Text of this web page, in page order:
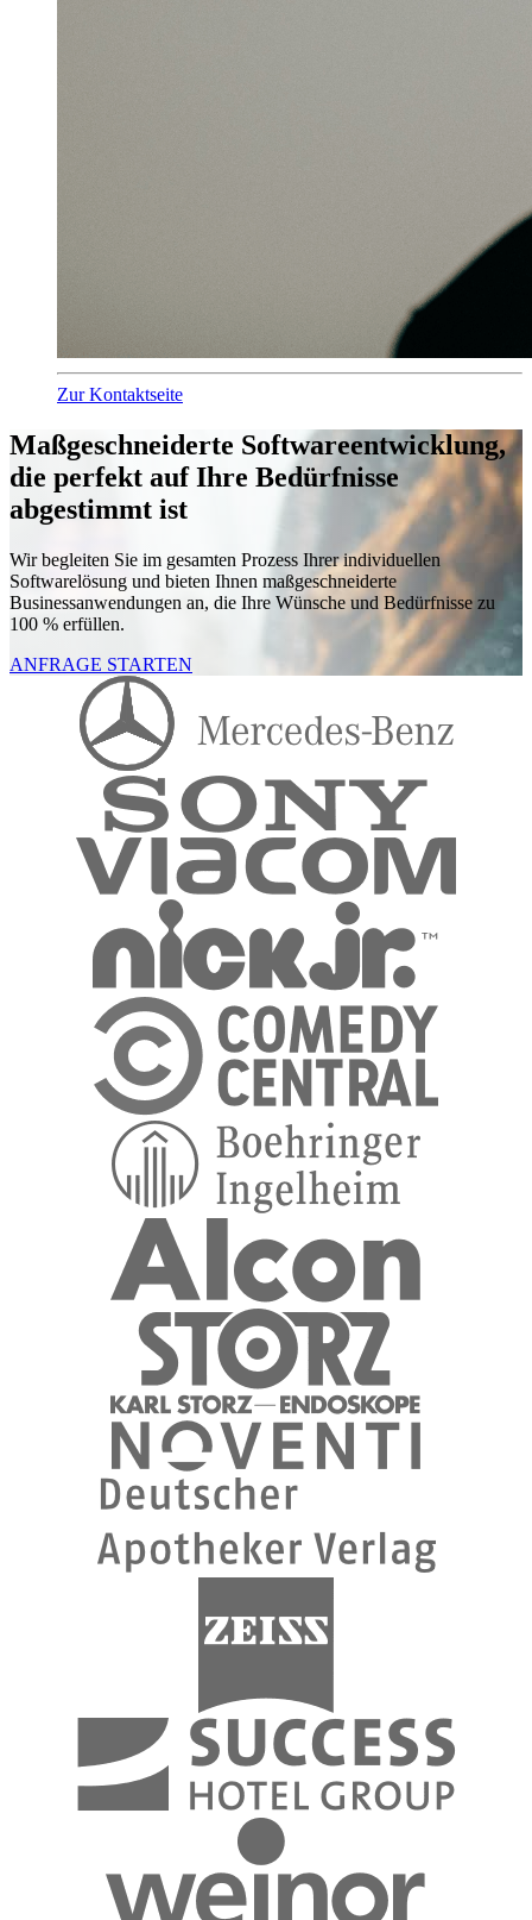
Zur Kontaktseite
Maßgeschneiderte Softwareentwicklung,
die perfekt auf Ihre Bedürfnisse
abgestimmt ist
Wir begleiten Sie im gesamten Prozess Ihrer individuellen
Softwarelösung und bieten Ihnen maßgeschneiderte
Businessanwendungen an, die Ihre Wünsche und Bedürfnisse zu
100 % erfüllen.
ANFRAGE STARTEN